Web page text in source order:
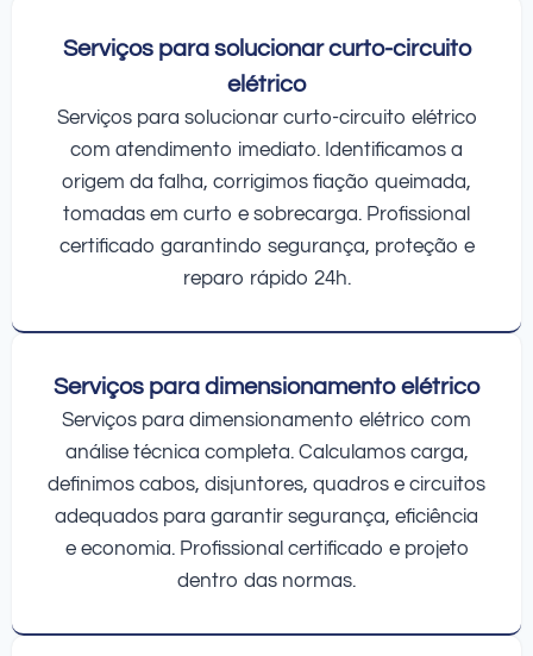
Serviços para solucionar curto-circuito
elétrico
Serviços para solucionar curto-circuito elétrico
com atendimento imediato. Identificamos a
origem da falha, corrigimos fiação queimada,
tomadas em curto e sobrecarga. Profissional
certificado garantindo segurança, proteção e
reparo rápido 24h.
Serviços para dimensionamento elétrico
Serviços para dimensionamento elétrico com
análise técnica completa. Calculamos carga,
definimos cabos, disjuntores, quadros e circuitos
adequados para garantir segurança, eficiência
e economia. Profissional certificado e projeto
dentro das normas.